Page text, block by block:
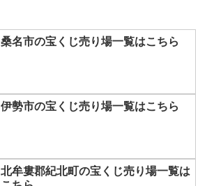
桑名市の宝くじ売り場一覧はこちら
伊勢市の宝くじ売り場一覧はこちら
北牟婁郡紀北町の宝くじ売り場一覧は